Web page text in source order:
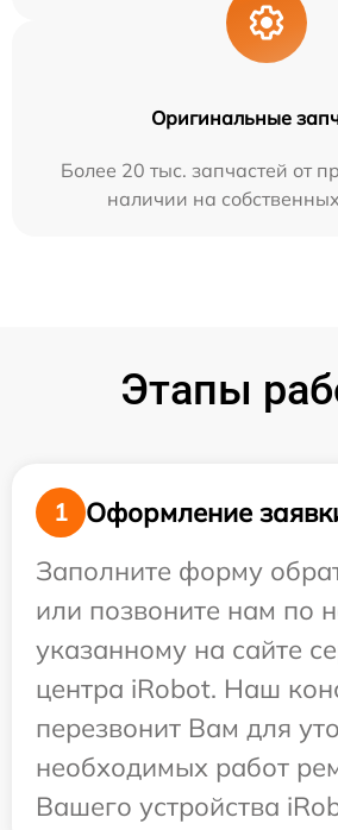
Оригинальные
Более 20 тыс. запчастей от
наличии на
Этапы
1
Оформление
Заполните форму
или позвоните нам по
указанному на сайте
центра iRobot. Наш
перезвонит Вам для
необходимых работ
Вашего устройства